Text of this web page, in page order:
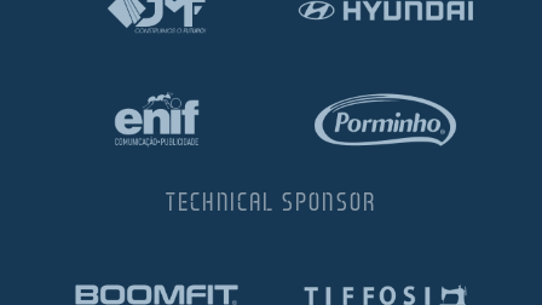
TECHNICAL SPONSOR